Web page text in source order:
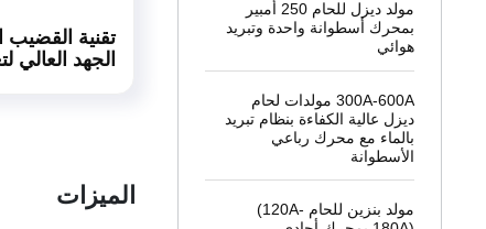
تقنية
الجهد العالي
الممتازة والموثوقية
الميزات
مولد ديزل للحام 250 أمبير
بمحرك أسطوانة واحدة وتبريد
هوائي
300A-600A مولدات لحام
ديزل عالية الكفاءة بنظام تبريد
بالماء مع محرك رباعي
الأسطوانة
مولد بنزين للحام (120A-